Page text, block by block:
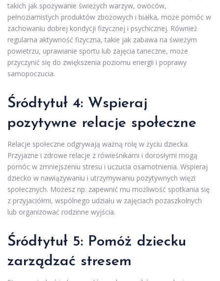
takich jak spożywanie świeżych warzyw, owoców,
pełnoziarnistych produktów zbożowych i białka, może pomóc w
zachowaniu dobrej kondycji fizycznej i psychicznej. Również
regularna aktywność fizyczna, takie jak zabawa na świeżym
powietrzu, uprawianie sportu lub zajęcia taneczne, może
przyczynić się do zwiększenia poziomu energii i poprawy
samopoczucia.
Śródtytuł 4: Wspieraj
pozytywne relacje społeczne
Relacje społeczne odgrywają ważną rolę w życiu dziecka.
Przyjazne i zdrowe relacje z rówieśnikami i dorosłymi mogą
pomóc w zmniejszeniu stresu i uczucia osamotnienia. Wspieraj
dziecko w nawiązywaniu i utrzymywaniu pozytywnych więzi
społecznych. Możesz np. zapewnić mu możliwość spotkania się
z przyjaciółmi, wspólnego udziału w zajęciach pozaszkolnych
lub organizować rodzinne wyjścia.
Śródtytuł 5: Pomóż dziecku
zarządzać stresem